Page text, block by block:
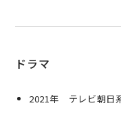
ドラマ
2021年 テレビ朝日